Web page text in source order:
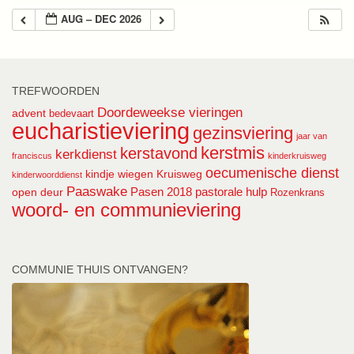
AUG – DEC 2026
TREFWOORDEN
advent bedevaart Doordeweekse vieringen
eucharistieviering gezinsviering jaar van
franciscus kerkdienst kerstavond kerstmis kinderkruisweg
kinderwoorddienst kindje wiegen Kruisweg oecumenische dienst
open deur Paaswake Pasen 2018 pastorale hulp Rozenkrans
woord- en communieviering
COMMUNIE THUIS ONTVANGEN?